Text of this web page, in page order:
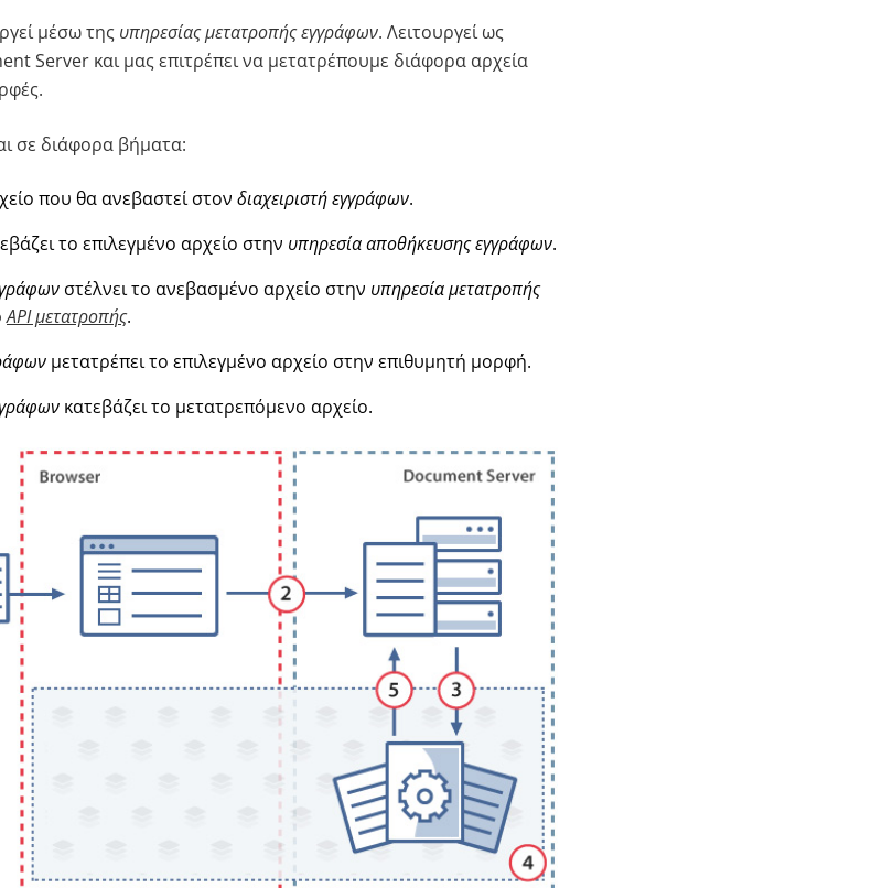
μέσω της υπηρεσίας μετατροπής εγγράφων. Λειτουργεί ως
Server και μας επιτρέπει να μετατρέπουμε διάφορα αρχεία
σε διάφορα βήματα:
που θα ανεβαστεί στον διαχειριστή εγγράφων.
το επιλεγμένο αρχείο στην υπηρεσία αποθήκευσης εγγράφων.
στέλνει το ανεβασμένο αρχείο στην υπηρεσία μετατροπής
API μετατροπής.
μετατρέπει το επιλεγμένο αρχείο στην επιθυμητή μορφή.
κατεβάζει το μετατρεπόμενο αρχείο.